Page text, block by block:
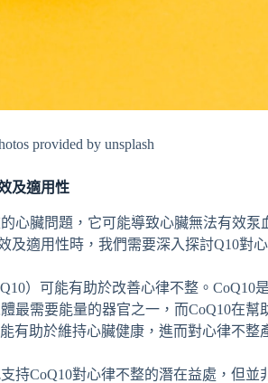
provided by unsplash
及適用性
心臟問題，它可能導致心臟無法有效
及適用性時，我們需要深入探討Q10對
）可能有助於改善心律不整。
最需要能量的器官之一，而CoQ10在
有助於維持心臟健康，進而對心律不整
持CoQ10對心律不整的潛在益處，但